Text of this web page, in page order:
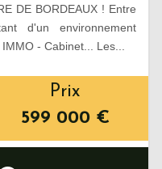
DE BORDEAUX ! Entre
d'un environnement
- Cabinet... Les...
Prix
599 000 €